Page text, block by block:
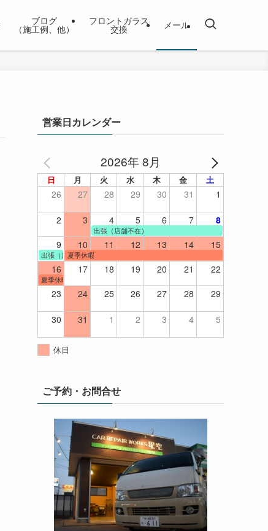
ブログ
（施工例、他）
フロントガラス
交換
メール
営業日カレンダー
2026年 8月
日 月 火 水 木 金 土
26 27 28 29 30 31 1
2 3 4 5 6 7 8
出張（店舗不在）
9 10 11 12 13 14 15
出張（店舗不在）
夏季休暇
16 17 18 19 20 21 22
夏季休暇
23 24 25 26 27 28 29
30 31 1 2 3 4 5
休日
ご予約・お問合せ